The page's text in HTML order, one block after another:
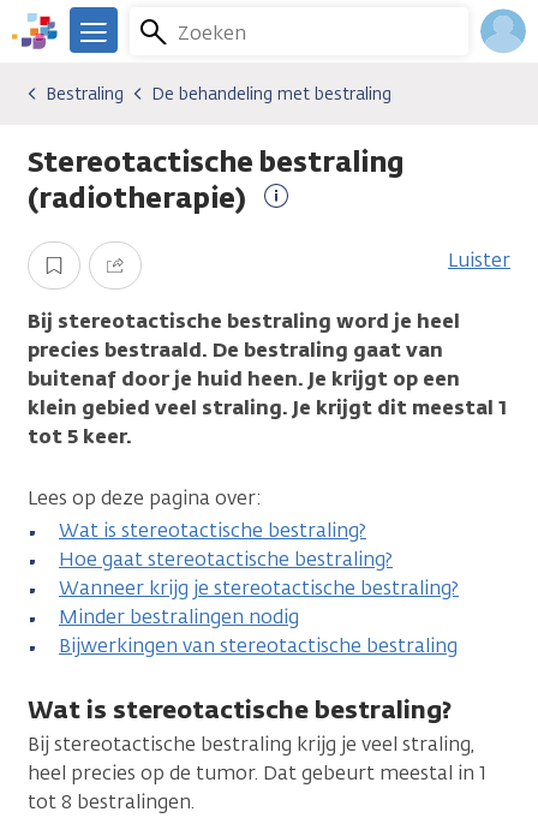
Overslaan
en
gaan
We
er
je.
Kanker.nl
Zoeken
Menu
Soorten behandelingen
Bestraling
De behandeling met bestraling
Bestraling De behandeling met bestraling
Stereotactische bestraling
(radiotherapie)
Opslaan Delen Luister
Bij stereotactische bestraling word je heel
precies bestraald. De bestraling gaat van
buitenaf door je huid heen. Je krijgt op een
klein gebied veel straling. Je krijgt dit meestal 1
tot 5 keer.
Lees op deze pagina over:
Wat is stereotactische bestraling?
Hoe gaat stereotactische bestraling?
Wanneer krijg je stereotactische bestraling?
Minder bestralingen nodig
Bijwerkingen van stereotactische bestraling
Wat is stereotactische bestraling?
Bij stereotactische bestraling krijg je veel straling,
heel precies op de tumor. Dat gebeurt meestal in 1
tot 8 bestralingen.